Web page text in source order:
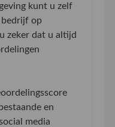
kunt u zelf
op
zeker dat u altijd
en
media